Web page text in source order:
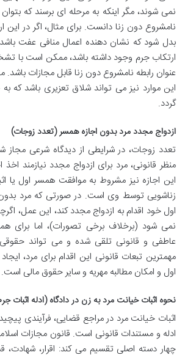
نمی شوند، مگر اینکه به مرحله ای برسند که
نامشروع دون زنا دانست. برای مثال، اگر در این
بدل شود که نشان دهنده اعمال منافی عفت
ارتکاب جرم وجود داشته باشد، ممکن است با
عنوان رابطه نامشروع دون زنا قابل مجازات
این موارد نیز می تواند شلاق تعزیری باشد که
گردد.
ازدواج مجدد مرد بدون اجازه همسر (تعدد زوجات)
تعدد زوجات، در شرایطی از دیدگاه شرعی مجاز
منظر قانونی، مرد برای ازدواج مجدد نیازمند اخذ
این اجازه نیز مشروط به موافقت همسر اول یا
زناشویی توسط وی است. در صورتی که مرد بدون
اول خود اقدام به ازدواج مجدد کند، این عمل،
نمی شود (برخلاف برخی تصورات)، اما برای
عاطفی و قانونی تلقی شده و می تواند حقوقی
مهمترین تبعات قانونی این اقدام برای مرد،
اول و امکان مطالبه مهریه و سایر حقوق مالی است.
نحوه اثبات خیانت مرد به زن در دادگاه (ادله اثبات
اثبات خیانت مرد در مراجع قضایی، فرآیندی
ادله و مستندات قانونی است. قانون مجازات
چهار دسته اصلی تقسیم می کند: اقرار، شهادت،